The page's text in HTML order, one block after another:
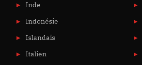
Inde
Indonésie
Islandais
Italien